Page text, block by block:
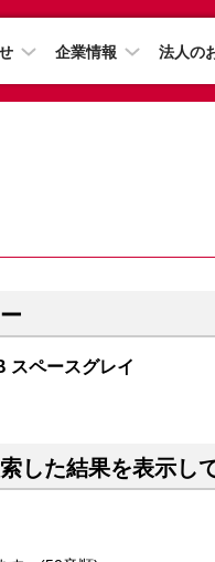
企業情報 法人の
スペースグレイ
した結果を表示し